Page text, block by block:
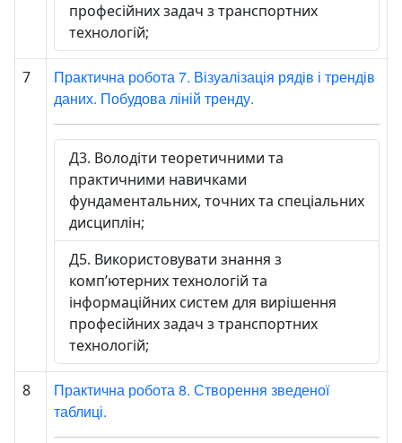
професійних задач з транспортних
технологій;
7
Практична робота 7. Візуалізація рядів і трендів
даних. Побудова ліній тренду.
Д3. Володіти теоретичними та
практичними навичками
фундаментальних, точних та спеціальних
дисциплін;
Д5. Використовувати знання з
комп’ютерних технологій та
інформаційних систем для вирішення
професійних задач з транспортних
технологій;
8
Практична робота 8. Створення зведеної
таблиці.